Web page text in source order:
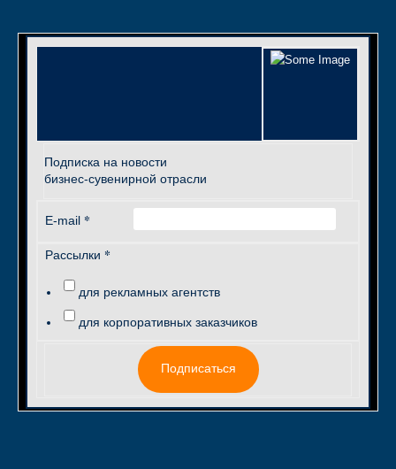
Подписка на новости
бизнес-сувенирной отрасли
E-mail *
Рассылки *
для рекламных агентств
для корпоративных заказчиков
Подписаться